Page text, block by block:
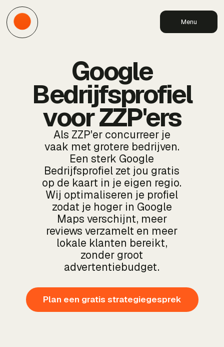
Menu
Google
Bedrijfsprofiel
voor ZZP'ers
Als ZZP'er concurreer je
vaak met grotere bedrijven.
Een sterk Google
Bedrijfsprofiel zet jou gratis
op de kaart in je eigen regio.
Wij optimaliseren je profiel
zodat je hoger in Google
Maps verschijnt, meer
reviews verzamelt en meer
lokale klanten bereikt,
zonder groot
advertentiebudget.
Plan een gratis strategiegesprek